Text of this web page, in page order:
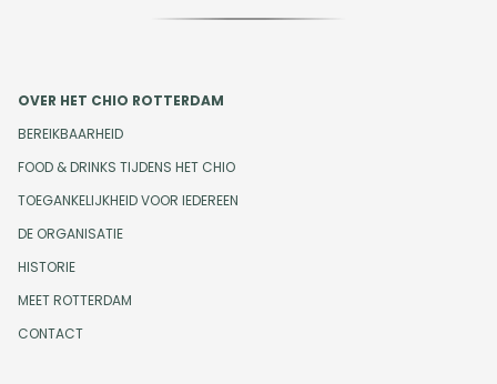
OVER HET CHIO ROTTERDAM
BEREIKBAARHEID
FOOD & DRINKS TIJDENS HET CHIO
TOEGANKELIJKHEID VOOR IEDEREEN
DE ORGANISATIE
HISTORIE
MEET ROTTERDAM
CONTACT